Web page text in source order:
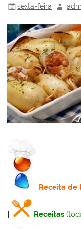
sexta-feira
Receitade
Receitas